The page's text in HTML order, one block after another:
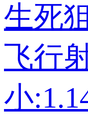
生死
飞行
小